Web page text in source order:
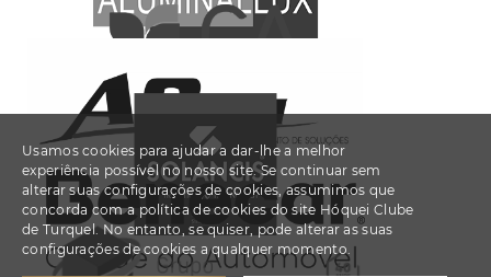
Usamos cookies para ajudar a dar-lhe a melhor
experiência possível no nosso site. Se continuar sem
alterar suas configurações de cookies, assumimos que
concorda com a política de cookies do site Hóquei Clube
de Turquel. No entanto, se quiser, pode alterar as suas
configurações de cookies a qualquer momento.